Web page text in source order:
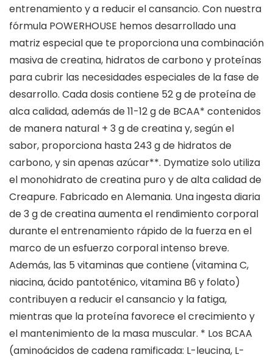
entrenamiento y a reducir el cansancio. Con nuestra
fórmula POWERHOUSE hemos desarrollado una
matriz especial que te proporciona una combinación
masiva de creatina, hidratos de carbono y proteínas
para cubrir las necesidades especiales de la fase de
desarrollo. Cada dosis contiene 52 g de proteína de
alca calidad, además de 11-12 g de BCAA* contenidos
de manera natural + 3 g de creatina y, según el
sabor, proporciona hasta 243 g de hidratos de
carbono, y sin apenas azúcar**. Dymatize solo utiliza
el monohidrato de creatina puro y de alta calidad de
Creapure. Fabricado en Alemania. Una ingesta diaria
de 3 g de creatina aumenta el rendimiento corporal
durante el entrenamiento rápido de la fuerza en el
marco de un esfuerzo corporal intenso breve.
Además, las 5 vitaminas que contiene (vitamina C,
niacina, ácido pantoténico, vitamina B6 y folato)
contribuyen a reducir el cansancio y la fatiga,
mientras que la proteína favorece el crecimiento y
el mantenimiento de la masa muscular. * Los BCAA
(aminoácidos de cadena ramificada: L-leucina, L-